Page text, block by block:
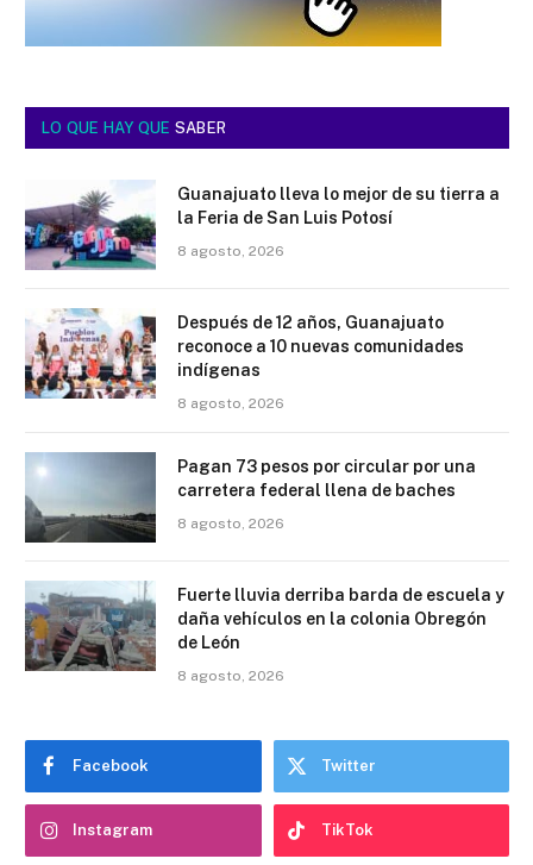
LO QUE HAY QUE SABER
Guanajuato lleva lo mejor de su tierra a
la Feria de San Luis Potosí
8 agosto, 2026
Después de 12 años, Guanajuato
reconoce a 10 nuevas comunidades
indígenas
8 agosto, 2026
Pagan 73 pesos por circular por una
carretera federal llena de baches
8 agosto, 2026
Fuerte lluvia derriba barda de escuela y
daña vehículos en la colonia Obregón
de León
8 agosto, 2026
Facebook Twitter
Instagram TikTok